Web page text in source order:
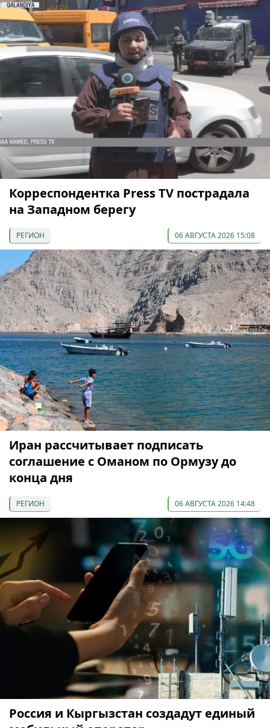
Корреспондентка Press TV пострадала
на Западном берегу
РЕГИОН 06 АВГУСТА 2026 15:08
Иран рассчитывает подписать
соглашение с Оманом по Ормузу до
конца дня
РЕГИОН 06 АВГУСТА 2026 14:48
Россия и Кыргызстан создадут единый